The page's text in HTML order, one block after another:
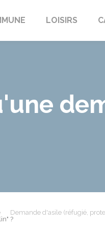
LOISIRS
Demande d'asile (réfugié,
?